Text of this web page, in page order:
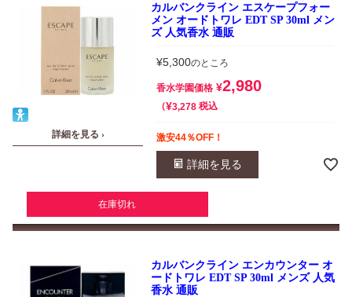
詳細を見る ›
カルバンクライン エスケープフォー
メン オードトワレ EDT SP 30ml メン
ズ 人気香水 通販
¥5,300のところ
香水学園価格 ¥2,980
¥3,278 税込
激安44％OFF！
詳細を見る
在庫切れ
カルバンクライン エンカウンター オ
ードトワレ EDT SP 30ml メンズ 人気
香水 通販